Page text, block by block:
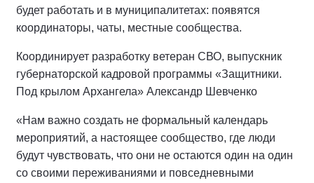
будет работать и в муниципалитетах: появятся
координаторы, чаты, местные сообщества.
Координирует разработку ветеран СВО, выпускник
губернаторской кадровой программы «Защитники.
Под крылом Архангела» Александр Шевченко
«Нам важно создать не формальный календарь
мероприятий, а настоящее сообщество, где люди
будут чувствовать, что они не остаются один на один
со своими переживаниями и повседневными